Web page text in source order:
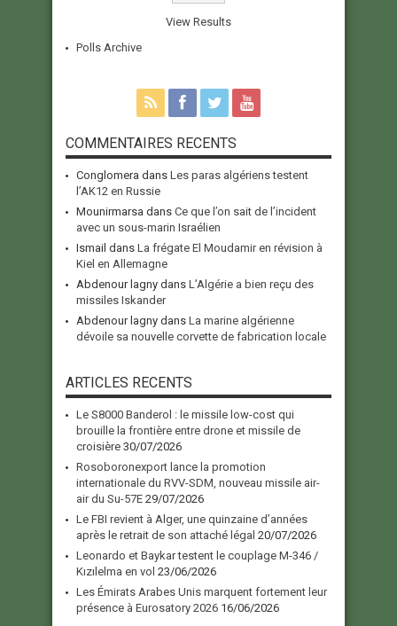
View Results
Polls Archive
COMMENTAIRES RECENTS
Conglomera dans Les paras algériens testent
l’AK12 en Russie
Mounirmarsa dans Ce que l’on sait de l’incident
avec un sous-marin Israélien
Ismail dans La frégate El Moudamir en révision à
Kiel en Allemagne
Abdenour lagny dans L’Algérie a bien reçu des
missiles Iskander
Abdenour lagny dans La marine algérienne
dévoile sa nouvelle corvette de fabrication locale
ARTICLES RECENTS
Le S8000 Banderol : le missile low-cost qui
brouille la frontière entre drone et missile de
croisière 30/07/2026
Rosoboronexport lance la promotion
internationale du RVV-SDM, nouveau missile air-
air du Su-57E 29/07/2026
Le FBI revient à Alger, une quinzaine d’années
après le retrait de son attaché légal 20/07/2026
Leonardo et Baykar testent le couplage M-346 /
Kızılelma en vol 23/06/2026
Les Émirats Arabes Unis marquent fortement leur
présence à Eurosatory 2026 16/06/2026